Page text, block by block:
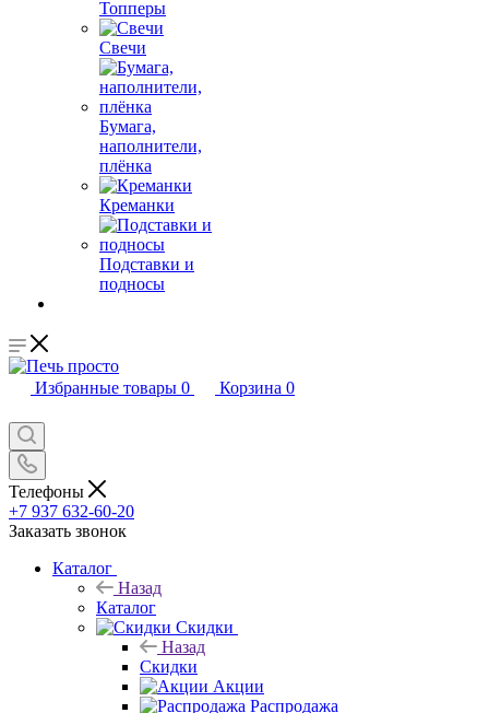
Топперы
Свечи
Бумага,
наполнители,
плёнка
Креманки
Подставки и
подносы
Избранные товары 0 Корзина 0
Телефоны
+7 937 632-60-20
Заказать звонок
Каталог
Назад
Каталог
Скидки
Назад
Скидки
Акции
Распродажа